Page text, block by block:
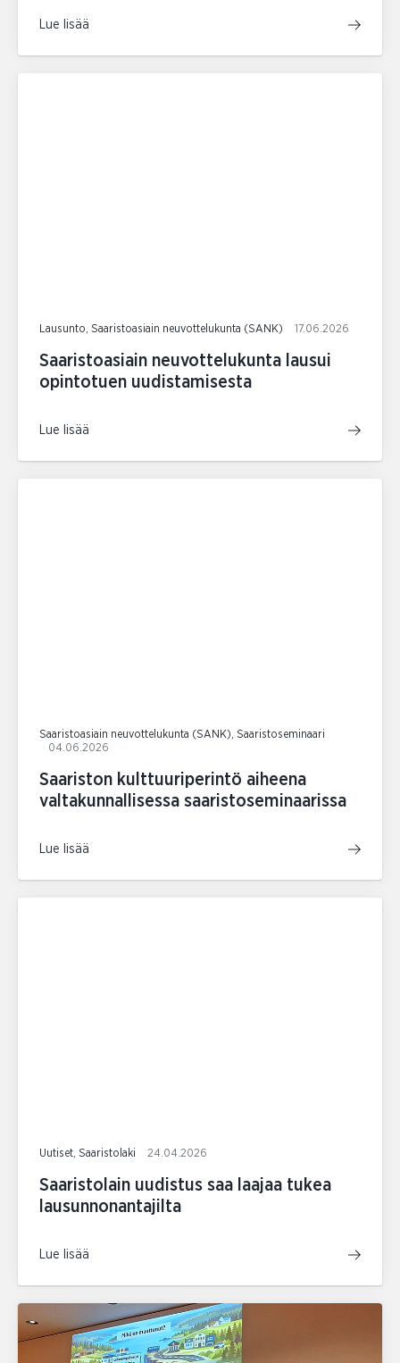
Lue lisää
Lausunto, Saaristoasiain neuvottelukunta (SANK) 17.06.2026
Saaristoasiain neuvottelukunta lausui
opintotuen uudistamisesta
Lue lisää
Saaristoasiain neuvottelukunta (SANK), Saaristoseminaari
04.06.2026
Saariston kulttuuriperintö aiheena
valtakunnallisessa saaristoseminaarissa
Lue lisää
Uutiset, Saaristolaki 24.04.2026
Saaristolain uudistus saa laajaa tukea
lausunnonantajilta
Lue lisää